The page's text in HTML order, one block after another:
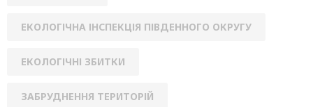
ЕКОЛОГІЧНА ІНСПЕКЦІЯ ПІВДЕННОГО ОКРУГУ
ЕКОЛОГІЧНІ ЗБИТКИ
ЗАБРУДНЕННЯ ТЕРИТОРІЙ